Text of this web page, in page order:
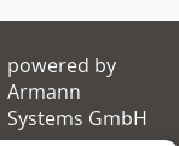
powered by
Armann
Systems GmbH